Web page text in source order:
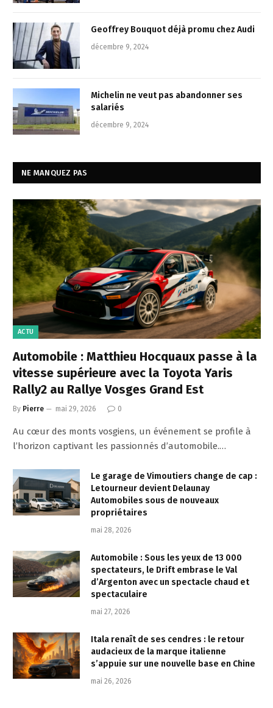
Geoffrey Bouquot déjà promu chez Audi
décembre 9, 2024
Michelin ne veut pas abandonner ses
salariés
décembre 9, 2024
NE MANQUEZ PAS
ACTU
Automobile : Matthieu Hocquaux passe à la
vitesse supérieure avec la Toyota Yaris
Rally2 au Rallye Vosges Grand Est
By Pierre mai 29, 2026 0
Au cœur des monts vosgiens, un événement se profile à
l’horizon captivant les passionnés d’automobile.…
Le garage de Vimoutiers change de cap :
Letourneur devient Delaunay
Automobiles sous de nouveaux
propriétaires
mai 28, 2026
Automobile : Sous les yeux de 13 000
spectateurs, le Drift embrase le Val
d’Argenton avec un spectacle chaud et
spectaculaire
mai 27, 2026
Itala renaît de ses cendres : le retour
audacieux de la marque italienne
s’appuie sur une nouvelle base en Chine
mai 26, 2026